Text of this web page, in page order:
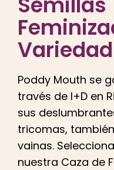
Español
Buscar:
Poddy Mouth se
través de I+D en
sus
tricomas,
vainas.
nuestra Caza de